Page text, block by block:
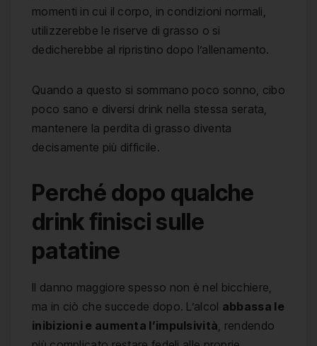
momenti in cui il corpo, in condizioni normali,
utilizzerebbe le riserve di grasso o si
dedicherebbe al ripristino dopo l’allenamento.
Quando a questo si sommano poco sonno, cibo
poco sano e diversi drink nella stessa serata,
mantenere la perdita di grasso diventa
decisamente più difficile.
Perché dopo qualche
drink finisci sulle
patatine
Il danno maggiore spesso non è nel bicchiere,
ma in ciò che succede dopo. L’alcol abbassa le
inibizioni e aumenta l’impulsività , rendendo